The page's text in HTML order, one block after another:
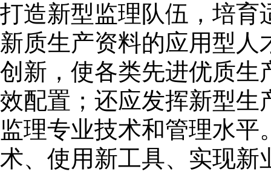
打造新型监理队伍，培育
新质生产资料的应用型
创新，使各类先进优质生
效配置；还应发挥新型生
监理专业技术和管理水
术、使用新工具、实现新